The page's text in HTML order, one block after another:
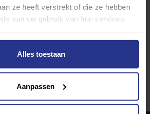
ze heeft verstrekt of die ze hebben
van uw gebruik van hun services.
Alles toestaan
Aanpassen
340 gemeenten